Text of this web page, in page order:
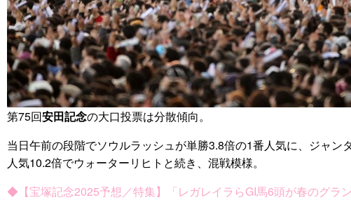
第75回安田記念の大口投票は分散傾向。
当日午前の段階でソウルラッシュが単勝3.8倍の1番人気に、ジャ
人気10.2倍でウォーターリヒトと続き、混戦模様。
◆【宝塚記念2025予想／特集】「レガレイラらGI馬6頭が春のグラ